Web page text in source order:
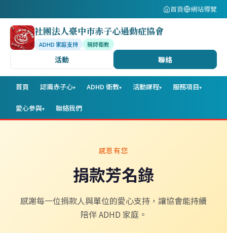
首頁 網站導覽
社團法人臺中市赤子心過動症協會
ADHD 家庭支持 親師衛教
活動 聯絡
首頁 認識赤子心▾ ADHD 衛教▾ 活動課程▾ 服務項目▾
愛心參與▾ 聯絡我們
感恩有您
捐款芳名錄
感謝每一位捐款人與單位的愛心支持，讓協會能持續
陪伴 ADHD 家庭。